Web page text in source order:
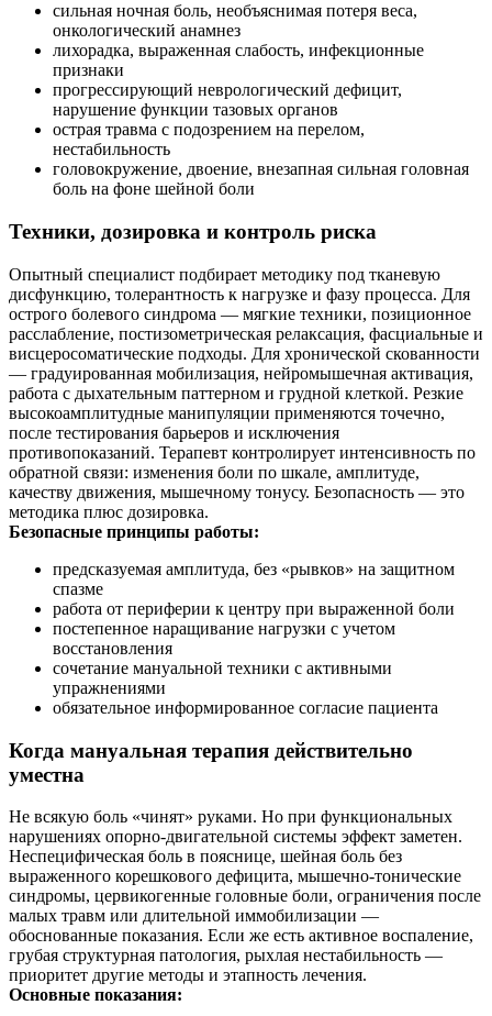
сильная ночная боль, необъяснимая потеря веса,
онкологический анамнез
лихорадка, выраженная слабость, инфекционные
признаки
прогрессирующий неврологический дефицит,
нарушение функции тазовых органов
острая травма с подозрением на перелом,
нестабильность
головокружение, двоение, внезапная сильная головная
боль на фоне шейной боли
Техники, дозировка и контроль риска
Опытный специалист подбирает методику под тканевую
дисфункцию, толерантность к нагрузке и фазу процесса. Для
острого болевого синдрома — мягкие техники, позиционное
расслабление, постизометрическая релаксация, фасциальные и
висцеросоматические подходы. Для хронической скованности
— градуированная мобилизация, нейромышечная активация,
работа с дыхательным паттерном и грудной клеткой. Резкие
высокоамплитудные манипуляции применяются точечно,
после тестирования барьеров и исключения
противопоказаний. Терапевт контролирует интенсивность по
обратной связи: изменения боли по шкале, амплитуде,
качеству движения, мышечному тонусу. Безопасность — это
методика плюс дозировка.
Безопасные принципы работы:
предсказуемая амплитуда, без «рывков» на защитном
спазме
работа от периферии к центру при выраженной боли
постепенное наращивание нагрузки с учетом
восстановления
сочетание мануальной техники с активными
упражнениями
обязательное информированное согласие пациента
Когда мануальная терапия действительно
уместна
Не всякую боль «чинят» руками. Но при функциональных
нарушениях опорно-двигательной системы эффект заметен.
Неспецифическая боль в пояснице, шейная боль без
выраженного корешкового дефицита, мышечно-тонические
синдромы, цервикогенные головные боли, ограничения после
малых травм или длительной иммобилизации —
обоснованные показания. Если же есть активное воспаление,
грубая структурная патология, рыхлая нестабильность —
приоритет другие методы и этапность лечения.
Основные показания: